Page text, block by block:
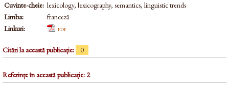
Cuvinte-cheie: lexicology, lexicography, semantics, linguistic trends
Limba:
franceză
Linkuri:
pdf
Citări la această publicație: 0
Referințe în această publicație: 2